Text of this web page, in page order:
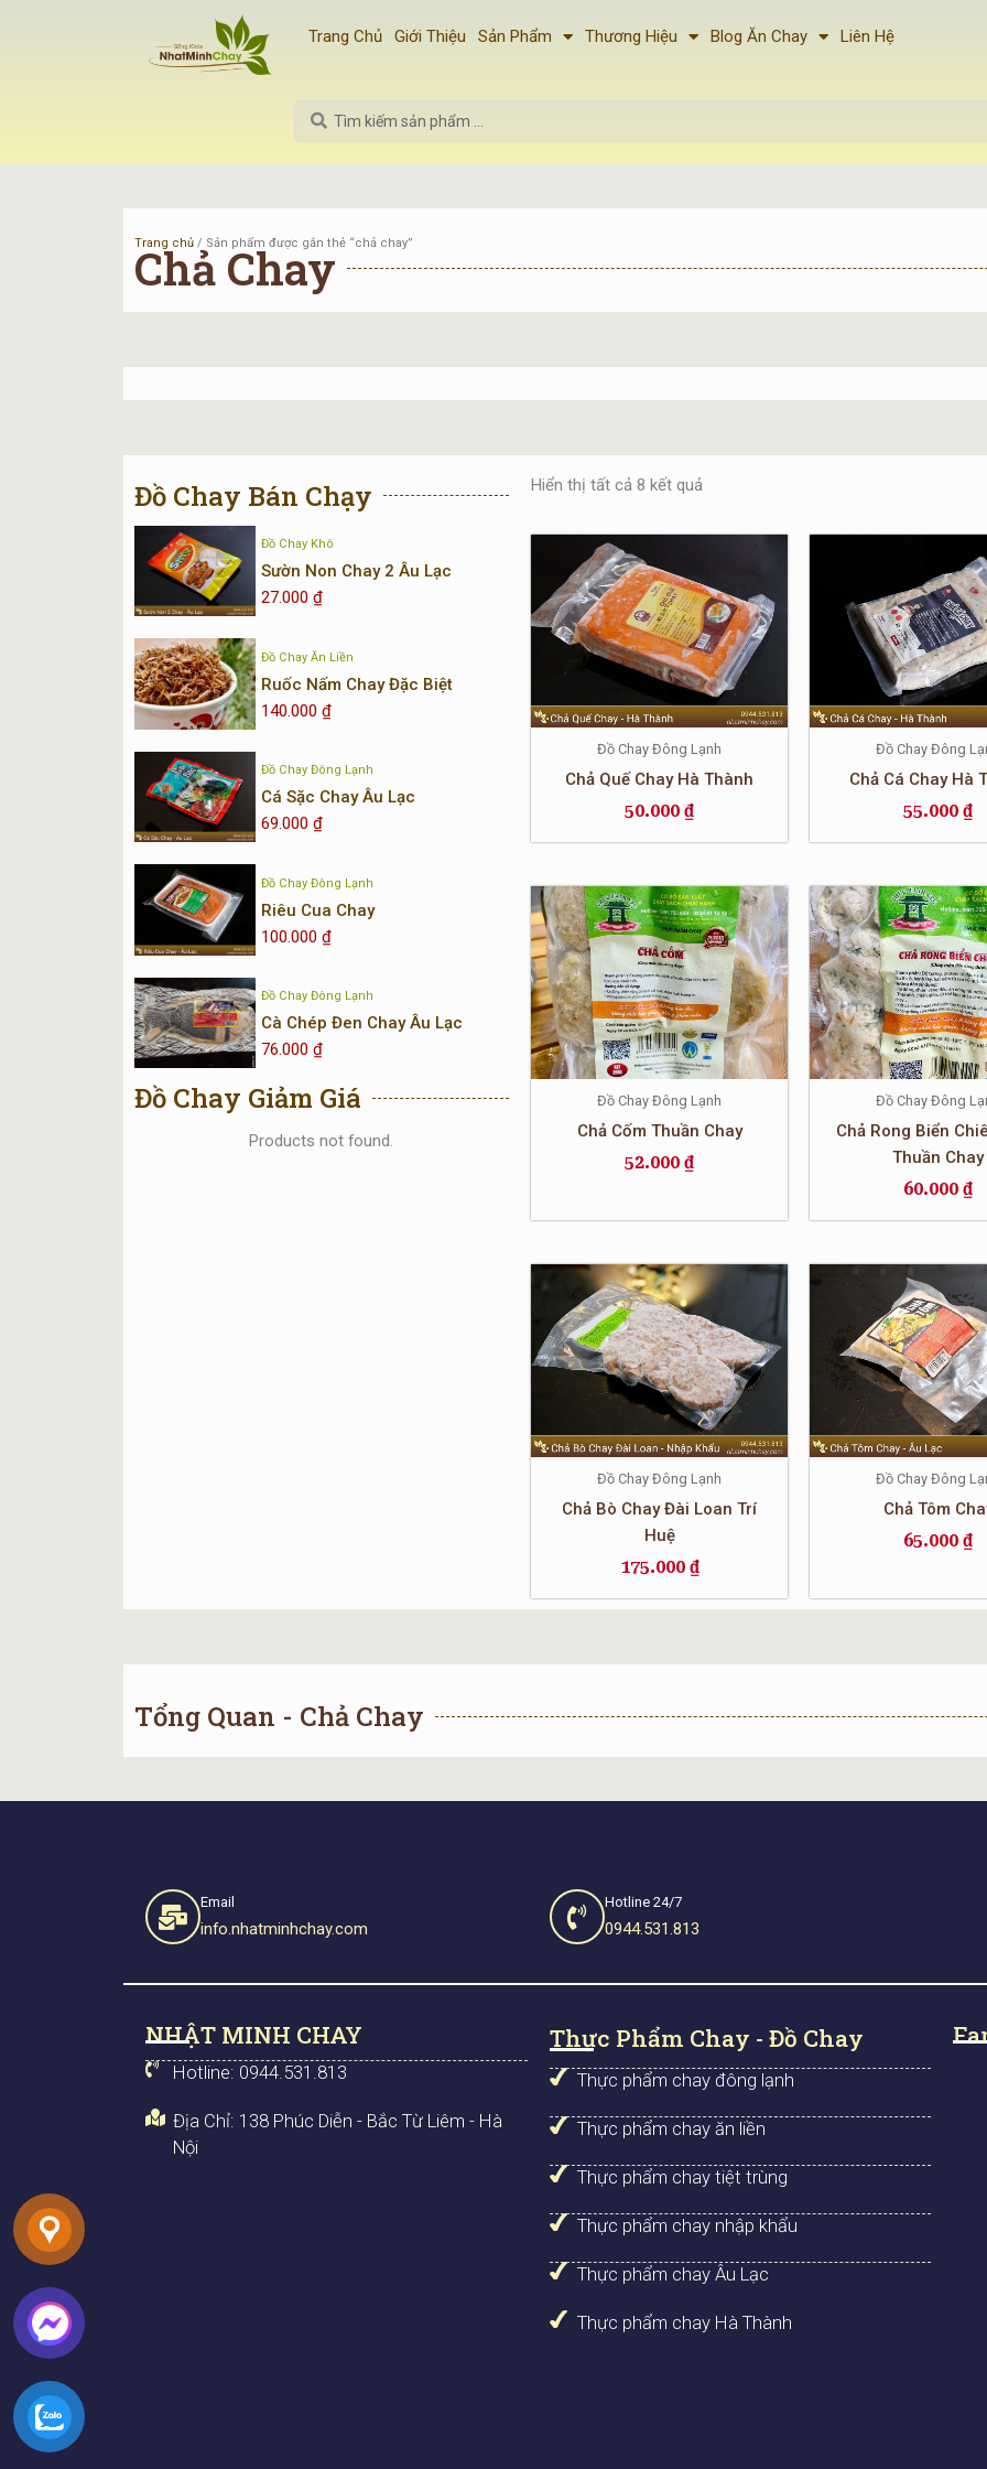
Trang Chủ Giới Thiệu Sản Phẩm Thương Hiệu Blog Ăn Chay Liên Hệ
Search
...
Trang chủ / Sản phẩm được gắn thẻ “chả chay”
Chả Chay
Đồ Chay Bán Chạy
Đồ Chay Khô
Sườn Non Chay 2 Âu Lạc
27.000 ₫
Đồ Chay Ăn Liền
Ruốc Nấm Chay Đặc Biệt
140.000 ₫
Đồ Chay Đông Lạnh
Cá Sặc Chay Âu Lạc
69.000 ₫
Đồ Chay Đông Lạnh
Riêu Cua Chay
100.000 ₫
Đồ Chay Đông Lạnh
Cà Chép Đen Chay Âu Lạc
76.000 ₫
Đồ Chay Giảm Giá
Products not found.
Hiển thị tất cả 8 kết quảĐã
theo
phổ
biến
Đồ Chay Đông Lạnh
Chả Quế Chay Hà Thành
50.000₫
Đồ Chay Đông
Chả Cá Chay Hà
55.000₫
Đồ Chay Đông Lạnh
Chả Cốm Thuần Chay
52.000₫
Đồ Chay Đông
Chả Rong Biển
Thuần Chay
60.000₫
Đồ Chay Đông Lạnh
Chả Bò Chay Đài Loan Trí
Huệ
175.000 ₫
Đồ Chay Đông
Chả Tôm
65.000₫
Tổng Quan - Chả Chay
Email
info.nhatminhchay.com
Hotline 24/7
0944.531.813
NHẬT MINH CHAY
Hotline: 0944.531.813
Địa Chỉ: 138 Phúc Diễn - Bắc Từ Liêm - Hà
Nội
Thực Phẩm Chay - Đồ Chay
Thực phẩm chay đông lạnh
Thực phẩm chay ăn liền
Thực phẩm chay tiệt trùng
Thực phẩm chay nhập khẩu
Thực phẩm chay Âu Lạc
Thực phẩm chay Hà Thành